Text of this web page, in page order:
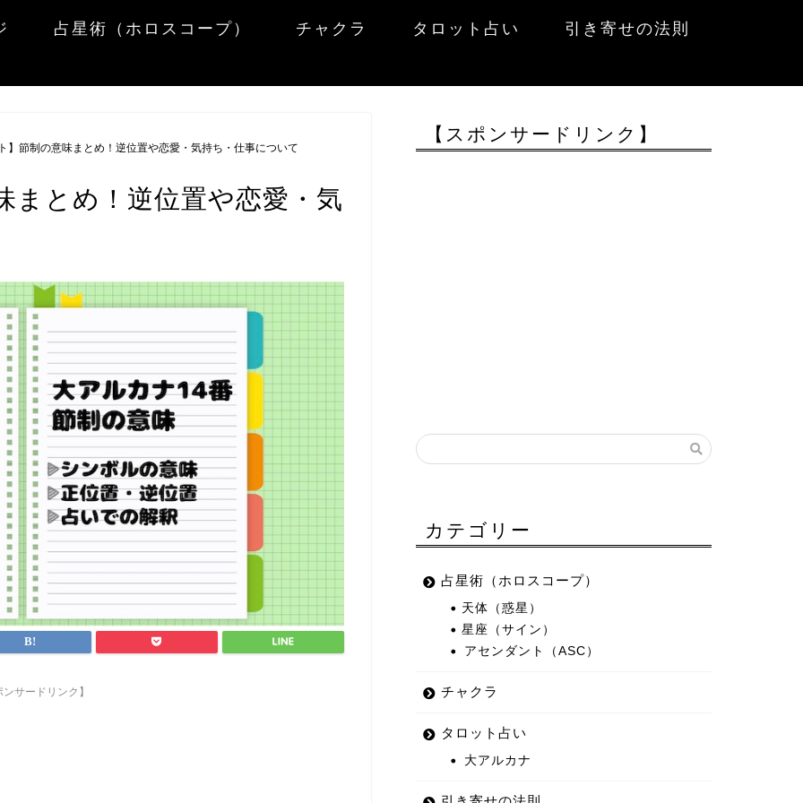
占星術（ホロスコープ） チャクラ タロット占い 引き寄せの法則
】節制の意味まとめ！逆位置や恋愛・気持ち・仕事について
まとめ！逆位置や恋愛・気
サードリンク】
【スポンサードリンク】
カテゴリー
占星術（ホロスコープ）
天体（惑星）
星座（サイン）
アセンダント（ASC）
チャクラ
タロット占い
大アルカナ